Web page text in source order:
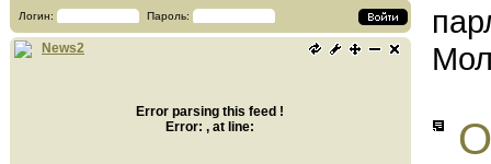
Логин: Пароль:
News2
Error parsing this feed !
Error: , at line: